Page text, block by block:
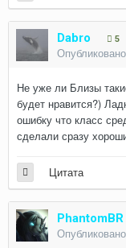
Dabro 5
Опубликовано
Не уже ли Близы
будет нравится?)
ошибку что класс
сделали сразу
Цитата
PhantomBR
Опубликовано